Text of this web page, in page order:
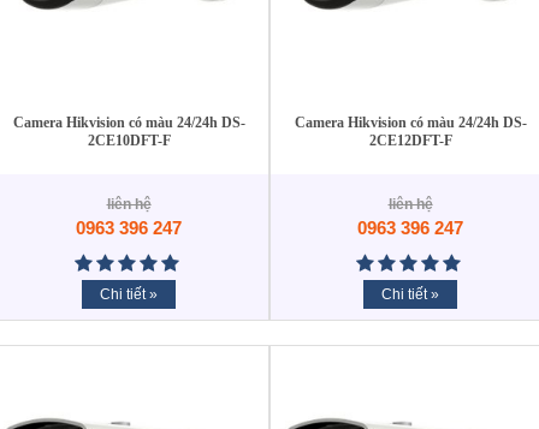
Camera Hikvision có màu 24/24h DS-
2CE10DFT-F
liên hệ
0963 396 247
Chi tiết »
Camera Hikvision có màu 24/24h DS-
2CE12DFT-F
liên hệ
0963 396 247
Chi tiết »